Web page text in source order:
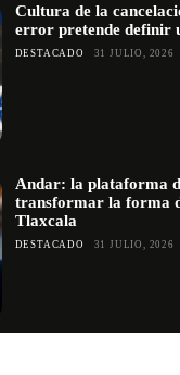
Cultura de la
error pretende definir
DESTACADO 31 JULIO, 2026
Andar: la plataforma
transformar la forma
Tlaxcala
DESTACADO 31 JULIO, 2026